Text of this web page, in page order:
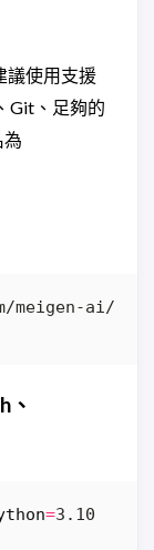
議使用支援
Git、足夠的
為
、
=